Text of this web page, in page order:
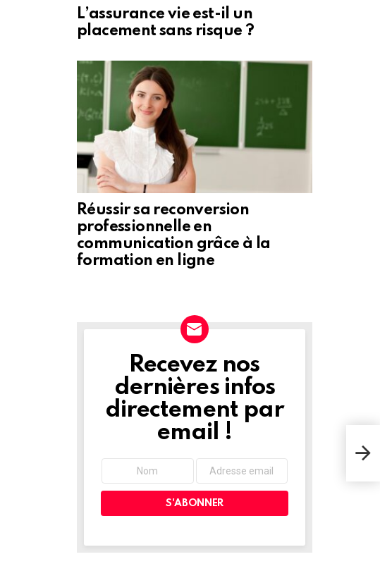
L’assurance vie est-il un
placement sans risque ?
Réussir sa reconversion
professionnelle en
communication grâce à la
formation en ligne
NEWSLETTER
Recevez nos
dernières infos
directement par
email !